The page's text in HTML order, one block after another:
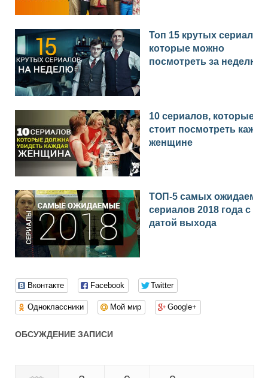
Топ 15 крутых сериалов,
которые можно
посмотреть за неделю
10 сериалов, которые
стоит посмотреть
женщине
ТОП-5 самых
сериалов 2018 года с
датой выхода
Вконтакте Facebook Twitter
Одноклассники Мой мир Google+
ОБСУЖДЕНИЕ ЗАПИСИ